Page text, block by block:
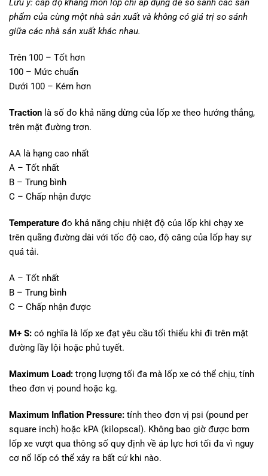
Lưu ý: cấp độ kháng mòn lốp chỉ áp dụng để so sánh các sản
phẩm của cùng một nhà sản xuất và không có giá trị so sánh
giữa các nhà sản xuất khác nhau.
Trên 100 – Tốt hơn
100 – Mức chuẩn
Dưới 100 – Kém hơn
Traction là số đo khả năng dừng của lốp xe theo hướng thẳng,
trên mặt đường trơn.
AA là hạng cao nhất
A – Tốt nhất
B – Trung bình
C – Chấp nhận được
Temperature đo khả năng chịu nhiệt độ của lốp khi chạy xe
trên quãng đường dài với tốc độ cao, độ căng của lốp hay sự
quá tải.
A – Tốt nhất
B – Trung bình
C – Chấp nhận được
M+ S: có nghĩa là lốp xe đạt yêu cầu tối thiểu khi đi trên mặt
đường lầy lội hoặc phủ tuyết.
Maximum Load: trọng lượng tối đa mà lốp xe có thể chịu, tính
theo đơn vị pound hoặc kg.
Maximum Inflation Pressure: tính theo đơn vị psi (pound per
square inch) hoặc kPA (kilopscal). Không bao giờ được bơm
lốp xe vượt qua thông số quy định về áp lực hơi tối đa vì nguy
cơ nổ lốp có thể xảy ra bất cứ khi nào.